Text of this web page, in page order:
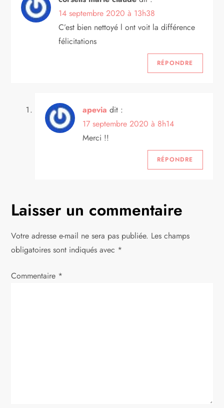
t
d
a
r
t
i
14 septembre 2020 à 13h38
C’est bien nettoyé l ont voit la différence
félicitations
RÉPONDRE
apevia dit :
17 septembre 2020 à 8h14
Merci !!
RÉPONDRE
Laisser un commentaire
Votre adresse e-mail ne sera pas publiée. Les champs
obligatoires sont indiqués avec *
Commentaire *